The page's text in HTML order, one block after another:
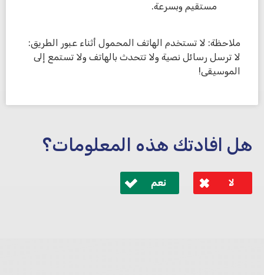
مستقيم وبسرعة.
ملاحظة: لا تستخدم الهاتف المحمول أثناء عبور الطريق:
لا ترسل رسائل نصية ولا تتحدث بالهاتف ولا تستمع إلى
الموسيقى!
هل افادتك هذه المعلومات؟
لا نعم